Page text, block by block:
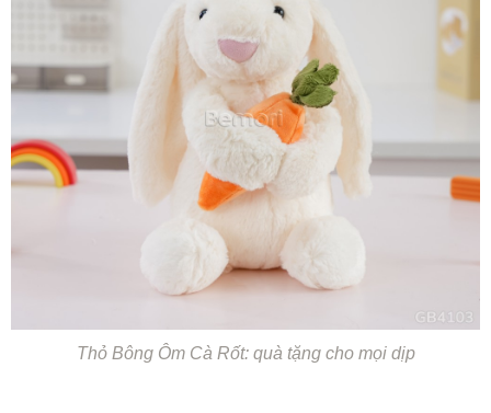
Thỏ Bông Ôm Cà Rốt: quà tặng cho mọi dịp